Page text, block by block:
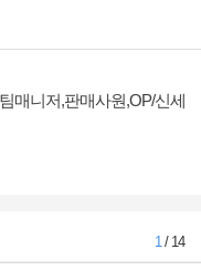
매니저,판매사원,OP/신세
1/ 14